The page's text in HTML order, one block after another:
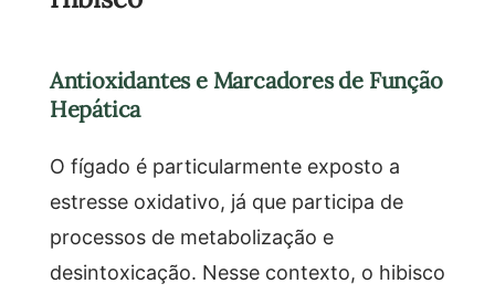
Antioxidantes e Marcadores de Função
Hepática
O fígado é particularmente exposto a
estresse oxidativo, já que participa de
processos de metabolização e
desintoxicação. Nesse contexto, o hibisco